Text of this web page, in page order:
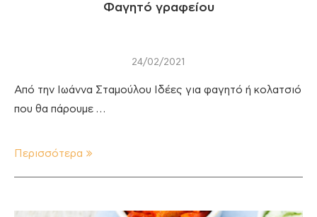
Φαγητό γραφείου
24/02/2021
Από την Ιωάννα Σταμούλου Ιδέες για φαγητό ή κολατσιό
που θα πάρουμε …
Περισσότερα